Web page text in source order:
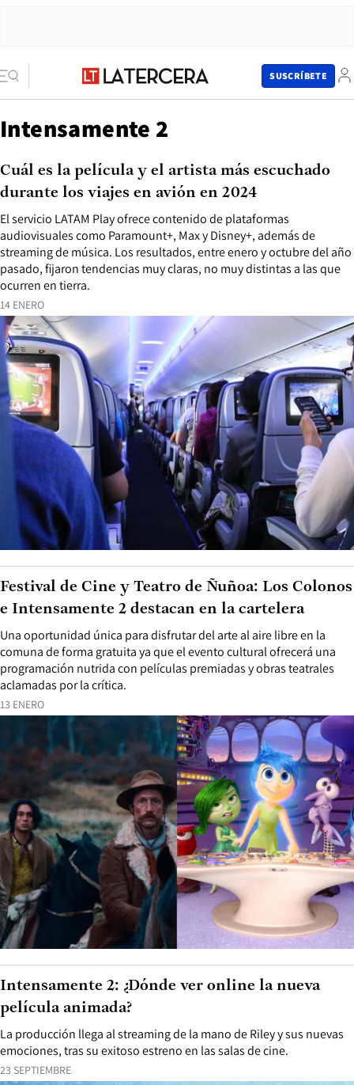
SUSCRÍBETE
Intensamente 2
14 ENERO
El servicio LATAM Play ofrece contenido de plataformas
audiovisuales como Paramount+, Max y Disney+, además de
streaming de música. Los resultados, entre enero y octubre del año
pasado, fijaron tendencias muy claras, no muy distintas a las que
ocurren en tierra.
Cuál es la película y el artista más escuchado
durante los viajes en avión en 2024
13 ENERO
Una oportunidad única para disfrutar del arte al aire libre en la
comuna de forma gratuita ya que el evento cultural ofrecerá una
programación nutrida con películas premiadas y obras teatrales
aclamadas por la crítica.
Festival de Cine y Teatro de Ñuñoa: Los Colonos
e Intensamente 2 destacan en la cartelera
23 SEPTIEMBRE
La producción llega al streaming de la mano de Riley y sus nuevas
emociones, tras su exitoso estreno en las salas de cine.
Intensamente 2: ¿Dónde ver online la nueva
película animada?